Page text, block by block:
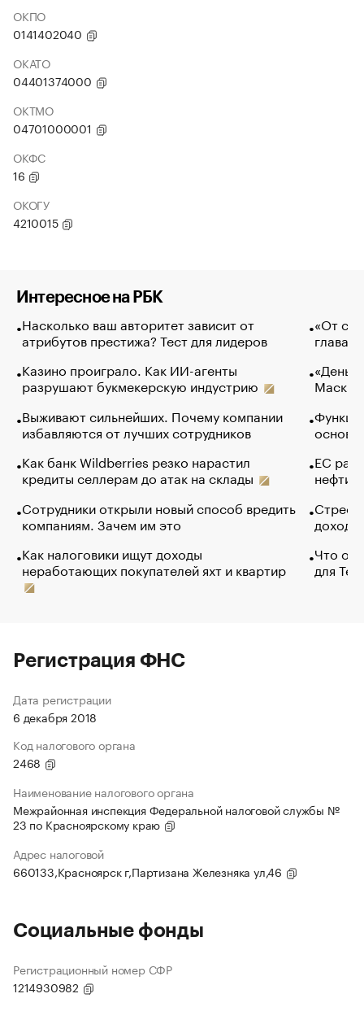
ОКПО
0141402040
ОКАТО
04401374000
ОКТМО
04701000001
ОКФС
16
ОКОГУ
4210015
Интересное на РБК
Насколько ваш авторитет зависит от
атрибутов престижа? Тест для лидеров
Казино проиграло. Как ИИ-агенты
разрушают букмекерскую индустрию
Выживают сильнейших. Почему компании
избавляются от лучших сотрудников
Как банк Wildberries резко нарастил
кредиты селлерам до атак на склады
Сотрудники открыли новый способ вредить
компаниям. Зачем им это
Как налоговики ищут доходы
неработающих покупателей яхт и квартир
«От
глава
Маск в
основ
ЕС
нефти
Что
для
Регистрация ФНС
Дата регистрации
6 декабря 2018
Код налогового органа
2468
Наименование налогового органа
Межрайонная инспекция Федеральной налоговой службы №
23 по Красноярскому краю
Адрес налоговой
660133,Красноярск г,Партизана Железняка ул,46
Социальные фонды
Регистрационный номер СФР
1214930982